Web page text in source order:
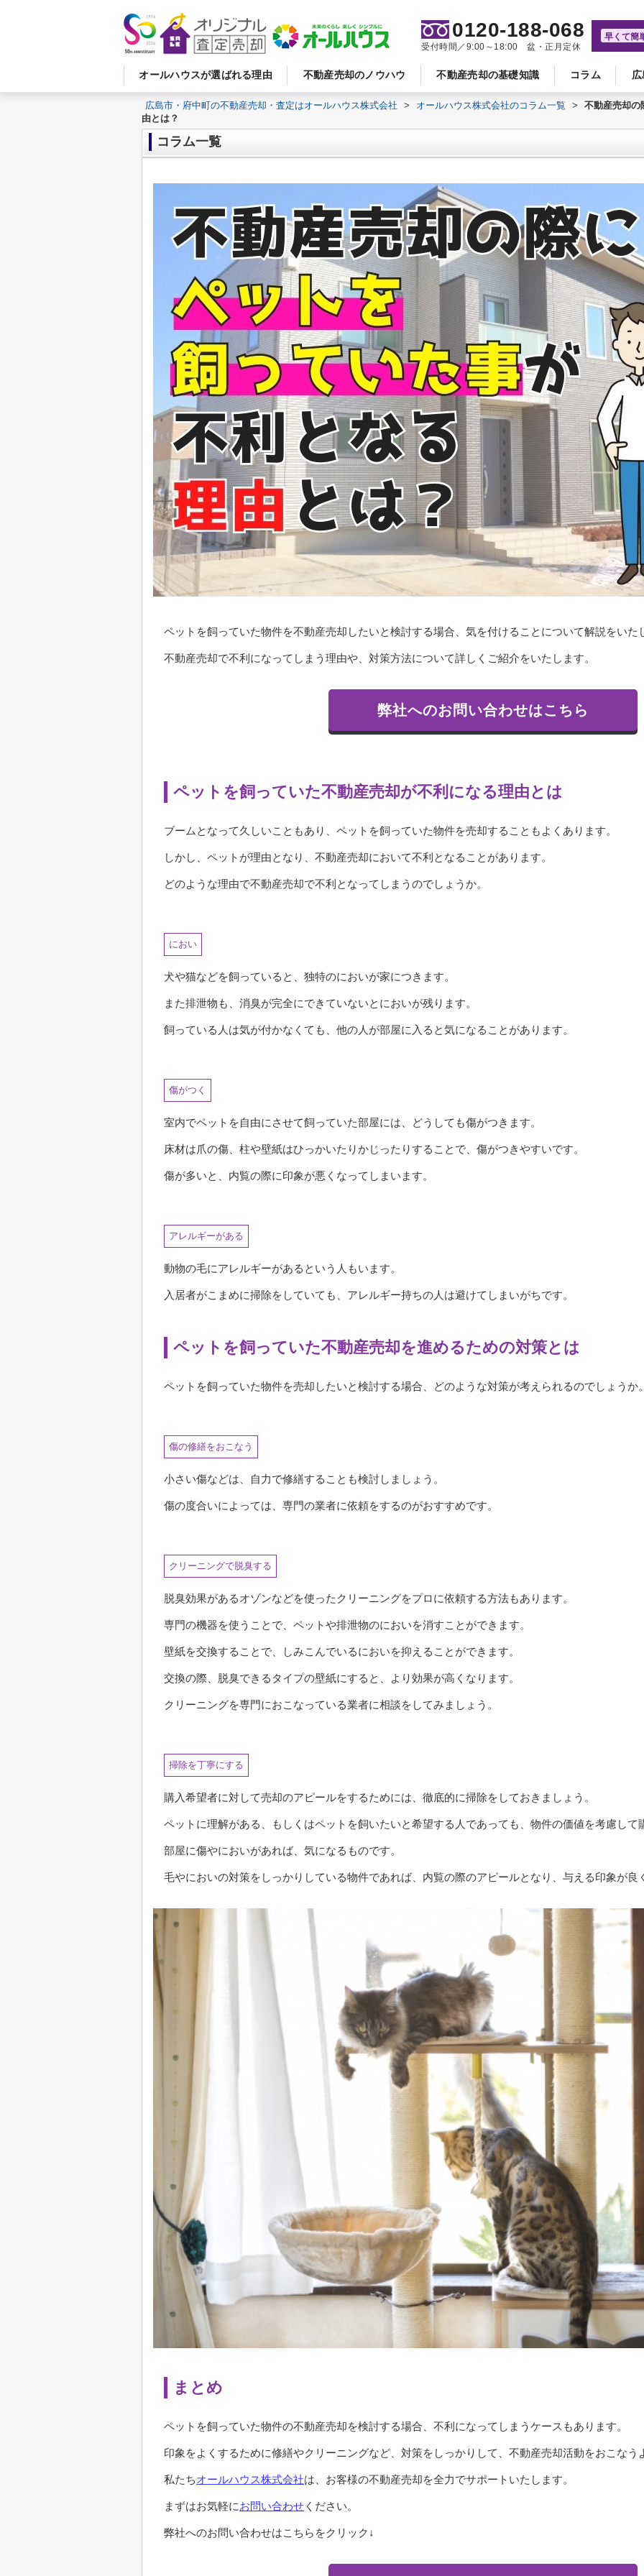
オールハウスが選ばれる理由 不動産売却のノウハウ 不動産売却の基礎知識 コラム
0120-188-068
受付時間／9:00～18:00 盆・正月定休
早くて簡
広島市・府中町の不動産売却・査定はオールハウス株式会社 > オールハウス株式会社のコラム一覧 >
不動産売却の
由とは？
コラム一覧
ペットを飼っていた物件を不動産売却したいと検討する場合、気を付けることについて解説をいた
不動産売却で不利になってしまう理由や、対策方法について詳しくご紹介をいたします。
弊社へのお問い合わせはこちら
ペットを飼っていた不動産売却が不利になる理由とは
ブームとなって久しいこともあり、ペットを飼っていた物件を売却することもよくあります。
しかし、ペットが理由となり、不動産売却において不利となることがあります。
どのような理由で不動産売却で不利となってしまうのでしょうか。
におい
犬や猫などを飼っていると、独特のにおいが家につきます。
また排泄物も、消臭が完全にできていないとにおいが残ります。
飼っている人は気が付かなくても、他の人が部屋に入ると気になることがあります。
傷がつく
室内でペットを自由にさせて飼っていた部屋には、どうしても傷がつきます。
床材は爪の傷、柱や壁紙はひっかいたりかじったりすることで、傷がつきやすいです。
傷が多いと、内覧の際に印象が悪くなってしまいます。
アレルギーがある
動物の毛にアレルギーがあるという人もいます。
入居者がこまめに掃除をしていても、アレルギー持ちの人は避けてしまいがちです。
ペットを飼っていた不動産売却を進めるための対策とは
ペットを飼っていた物件を売却したいと検討する場合、どのような対策が考えられるのでしょうか
傷の修繕をおこなう
小さい傷などは、自力で修繕することも検討しましょう。
傷の度合いによっては、専門の業者に依頼をするのがおすすめです。
クリーニングで脱臭する
脱臭効果があるオゾンなどを使ったクリーニングをプロに依頼する方法もあります。
専門の機器を使うことで、ペットや排泄物のにおいを消すことができます。
壁紙を交換することで、しみこんでいるにおいを抑えることができます。
交換の際、脱臭できるタイプの壁紙にすると、より効果が高くなります。
クリーニングを専門におこなっている業者に相談をしてみましょう。
掃除を丁寧にする
購入希望者に対して売却のアピールをするためには、徹底的に掃除をしておきましょう。
ペットに理解がある、もしくはペットを飼いたいと希望する人であっても、物件の価値を考慮し
部屋に傷やにおいがあれば、気になるものです。
毛やにおいの対策をしっかりしている物件であれば、内覧の際のアピールとなり、与える印象が良
まとめ
ペットを飼っていた物件の不動産売却を検討する場合、不利になってしまうケースもあります。
印象をよくするために修繕やクリーニングなど、対策をしっかりして、不動産売却活動をおこなう
私たちオールハウス株式会社は、お客様の不動産売却を全力でサポートいたします。
まずはお気軽にお問い合わせ ください。
弊社へのお問い合わせはこちらをクリック↓